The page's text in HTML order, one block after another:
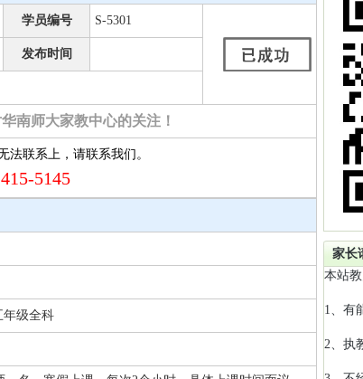
学员编号 S-5301
发布时间
南师大家教中心的关注！
法联系上，请联系我们。
5145
年级全科
家长
本站
1、有
2、执